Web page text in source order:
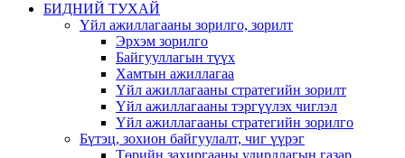
БИДНИЙ ТУХАЙ
Үйл ажиллагааны зорилго, зорилт
Эрхэм зорилго
Байгууллагын түүх
Хамтын ажиллагаа
Үйл ажиллагааны стратегийн зорилт
Үйл ажиллагааны тэргүүлэх чиглэл
Үйл ажиллагааны стратегийн зорилго
Бүтэц, зохион байгуулалт, чиг үүрэг
Төрийн захиргааны удирдлагын газар